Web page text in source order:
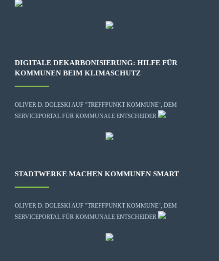
DIGITALE DEKARBONISIERUNG: HILFE FÜR
KOMMUNEN BEIM KLIMASCHUTZ
OLIVER D. DOLESKI AUF "TREFFPUNKT KOMMUNE", DEM
SERVICEPORTAL FÜR KOMMUNALE ENTSCHEIDER
STADTWERKE MACHEN KOMMUNEN SMART
OLIVER D. DOLESKI AUF "TREFFPUNKT KOMMUNE", DEM
SERVICEPORTAL FÜR KOMMUNALE ENTSCHEIDER